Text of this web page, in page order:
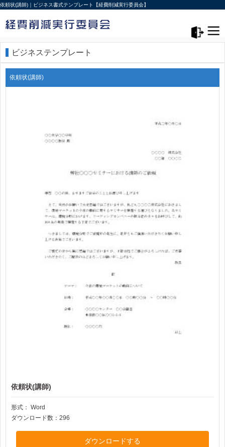
依頼状(講師)｜ビジネス書式テンプレート【経費削減実行委員会】
ビジネステンプレート
依頼状(講師)
依頼状(講師)
形式： Word
ダウンロード数：296
ダウンロードする